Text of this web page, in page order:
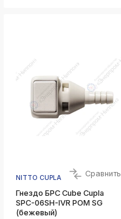
NITTO CUPLA Сравнить
Гнездо БРС Cube Cupla
SPC-06SH-IVR POM SG
(бежевый)